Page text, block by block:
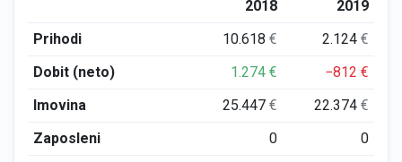
2018
2019
Prihodi
10.618€ 2.124€
Dobit (neto)
1.274€ −812€
Imovina
25.447€ 22.374€
Zaposleni
0
0